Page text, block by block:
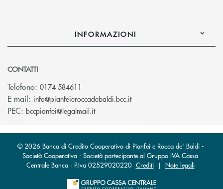
INFORMAZIONI
CONTATTI
Telefono: 0174 584611
E-mail: info@pianfeieroccadebaldi.bcc.it(si apre l’app di posta
PEC: bccpianfei@legalmail.it(si apre l’app di posta elettronica)
© 2026 Banca di Credito Cooperativo di Pianfei e Rocca de' Baldi -
Società Cooperativa - Società partecipante al Gruppo IVA Cassa
Centrale Banca · P.Iva 02529020220 Crediti| Note legali